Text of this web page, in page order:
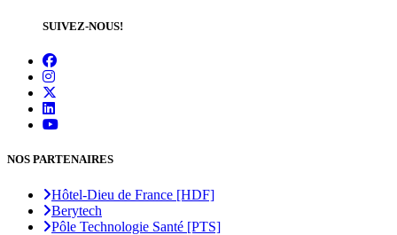
SUIVEZ-NOUS!
NOS PARTENAIRES
Hôtel-Dieu de France [HDF]
Berytech
Pôle Technologie Santé [PTS]